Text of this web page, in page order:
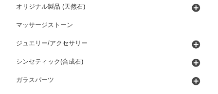
オリジナル製品 (天然石)
マッサージストーン
ジュエリー/アクセサリー
シンセティック(合成石)
ガラスパーツ